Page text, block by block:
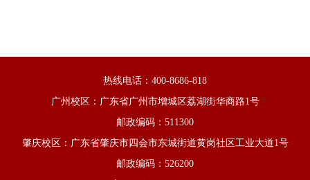
热线电话：400-8686-818
广州校区：广东省广州市增城区荔湖街华商路1号
邮政编码：511300
肇庆校区：广东省肇庆市四会市东城街道黄岗社区工业大道1号
邮政编码：526200